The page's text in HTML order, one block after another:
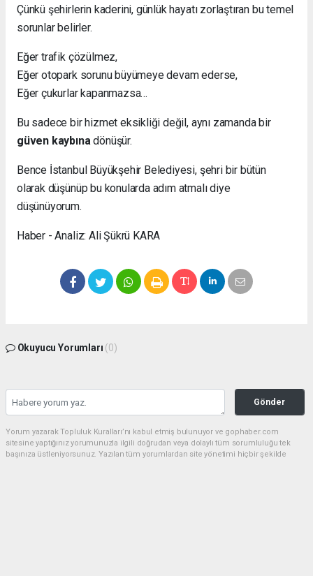
Çünkü şehirlerin kaderini, günlük hayatı zorlaştıran bu temel
sorunlar belirler.
Eğer trafik çözülmez,
Eğer otopark sorunu büyümeye devam ederse,
Eğer çukurlar kapanmazsa…
Bu sadece bir hizmet eksikliği değil, aynı zamanda bir
güven kaybınadönüşür.
Bence İstanbul Büyükşehir Belediyesi, şehri bir bütün
olarak düşünüp bu konularda adım atmalı diye
düşünüyorum.
Haber - Analiz: Ali Şükrü KARA
Okuyucu Yorumları (0)
Gönder
Yorum yazarak Topluluk Kuralları’nı kabul etmiş bulunuyor ve gophaber.com
sitesine yaptığınız yorumunuzla ilgili doğrudan veya dolaylı tüm sorumluluğu tek
başınıza üstleniyorsunuz. Yazılan tüm yorumlardan site yönetimi hiçbir şekilde